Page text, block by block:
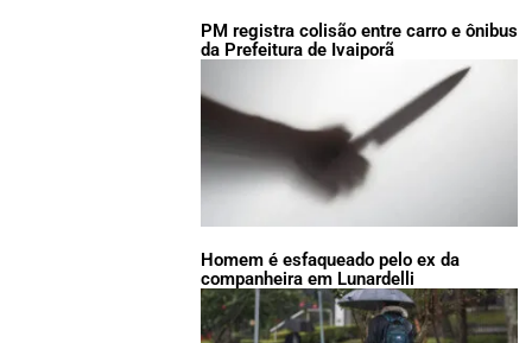
PM registra colisão entre carro e ônibus
da Prefeitura de Ivaiporã
Homem é esfaqueado pelo ex da
companheira em Lunardelli